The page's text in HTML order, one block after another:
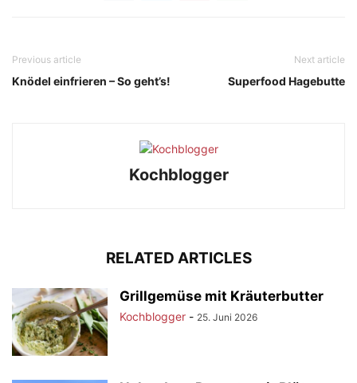
Previous article
Knödel einfrieren – So geht’s!
Next article
Superfood Hagebutte
Kochblogger
RELATED ARTICLES
Grillgemüse mit Kräuterbutter
Kochblogger - 25. Juni 2026